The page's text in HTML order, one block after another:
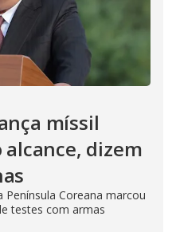
míssil
dizem
Coreana marcou
testes com armas